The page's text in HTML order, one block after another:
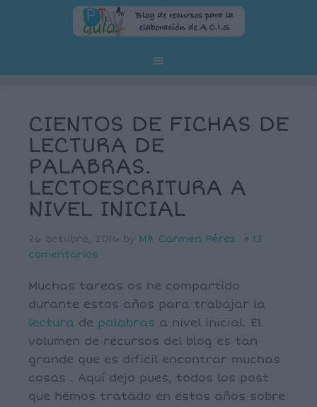
CIENTOS DE FICHAS DE
LECTURA DE
PALABRAS.
LECTOESCRITURA A
NIVEL INICIAL
26 octubre, 2016 by Mª Carmen Pérez
13
comentarios
Muchas tareas os he compartido
durante estos años para trabajar la
lectura de palabras a nivel inicial. El
volumen de recursos del blog es tan
grande que es dificil encontrar muchas
cosas . Aquí dejo pues, todos los post
que hemos tratado en estos años sobre